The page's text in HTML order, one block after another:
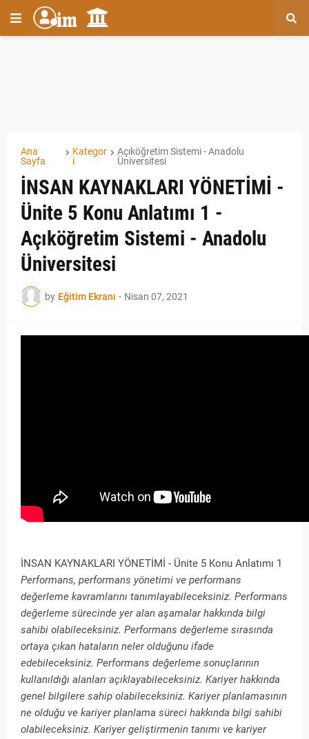
Ana
Sayfa
Kategor
i
Açıköğretim Sistemi - Anadolu
Üniversitesi
İNSAN KAYNAKLARI YÖNETİMİ -
Ünite 5 Konu Anlatımı 1 -
Açıköğretim Sistemi - Anadolu
Üniversitesi
by Eğitim Ekranı - Nisan 07, 2021
İNSAN KAYNAKLARI YÖNETİMİ - Ünite 5 Konu Anlatımı 1
Performans, performans yönetimi ve performans
değerleme kavramlarını tanımlayabileceksiniz. Performans
değerleme sürecinde yer alan aşamalar hakkında bilgi
sahibi olabileceksiniz. Performans değerleme sırasında
ortaya çıkan hataların neler olduğunu ifade
edebileceksiniz. Performans değerleme sonuçlarının
kullanıldığı alanları açıklayabileceksiniz. Kariyer hakkında
genel bilgilere sahip olabileceksiniz. Kariyer planlamasının
ne olduğu ve kariyer planlama süreci hakkında bilgi sahibi
olabileceksiniz. Kariyer geliştirmenin tanımı ve kariyer